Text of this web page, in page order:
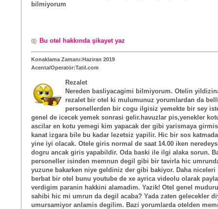
bilmiyorum
Bu otel hakkında şikayet yaz
Konaklama Zamanı:Haziran 2019
Acenta/Operatör:Tatil.com
Rezalet
Nereden basliyacagimi bilmiyorum. Otelin
rezalet bir otel ki mulumunuz yorumlardan da
personellerden bir cogu ilgisiz yemekte bir sey
genel de icecek yemek sonrasi gelir.havuzlar pis,yenekler
ascilar en kotu yemegi kim yapacak der gibi yarismaya
kanat izgara bile bu kadar lezetsiz yapilir. Hic bir sos
yine iyi olacak. Otele giris normal de saat 14.00 iken
dogru ancak giris yapabildir. Oda baski ile ilgi alaka sorun.
personeller isinden memnun degil gibi bir tavirla hic
yuzune bakarken niye geldiniz der gibi bakiyor. Daha niceleri
berbat bir otel bunu youtube de xe ayrica videolu olarak
verdigim paranin hakkini alamadim. Yazik! Otel genel
sahibi hic mi umrun da degil acaba? Yada zaten gelecekler
umursamiyor anlamis degilim. Bazi yorumlarda otelden